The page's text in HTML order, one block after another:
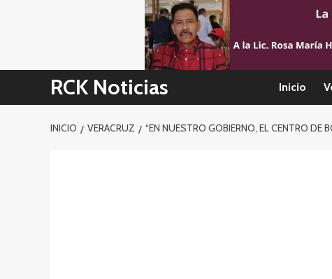
RCK Noticias Inicio
INICIO VERACRUZ “EN NUESTRO GOBIERNO, EL CENTRO DE